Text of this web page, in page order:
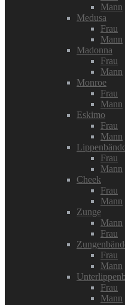
Mann
Medusa
Frau
Mann
Madonna
Frau
Mann
Monroe
Frau
Mann
Eskimo
Frau
Mann
Frau
Mann
Cheek
Frau
Mann
Zunge
Mann
Frau
Frau
Mann
Frau
Mann